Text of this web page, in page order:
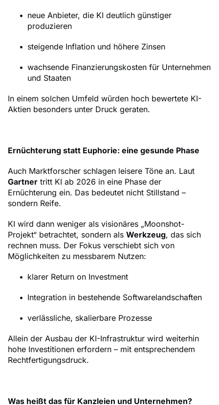
neue Anbieter, die KI deutlich günstiger
produzieren
steigende Inflation und höhere Zinsen
wachsende Finanzierungskosten für Unternehmen
und Staaten
In einem solchen Umfeld würden hoch bewertete KI-
Aktien besonders unter Druck geraten.
Ernüchterung statt Euphorie: eine gesunde Phase
Auch Marktforscher schlagen leisere Töne an. Laut
Gartner tritt KI ab 2026 in eine Phase der
Ernüchterung ein. Das bedeutet nicht Stillstand –
sondern Reife.
KI wird dann weniger als visionäres „Moonshot-
Projekt“ betrachtet, sondern als Werkzeug, das sich
rechnen muss. Der Fokus verschiebt sich von
Möglichkeiten zu messbarem Nutzen:
klarer Return on Investment
Integration in bestehende Softwarelandschaften
verlässliche, skalierbare Prozesse
Allein der Ausbau der KI-Infrastruktur wird weiterhin
hohe Investitionen erfordern – mit entsprechendem
Rechtfertigungsdruck.
Was heißt das für Kanzleien und Unternehmen?